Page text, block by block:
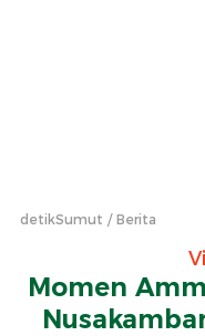
detikSumut Berita
Momen